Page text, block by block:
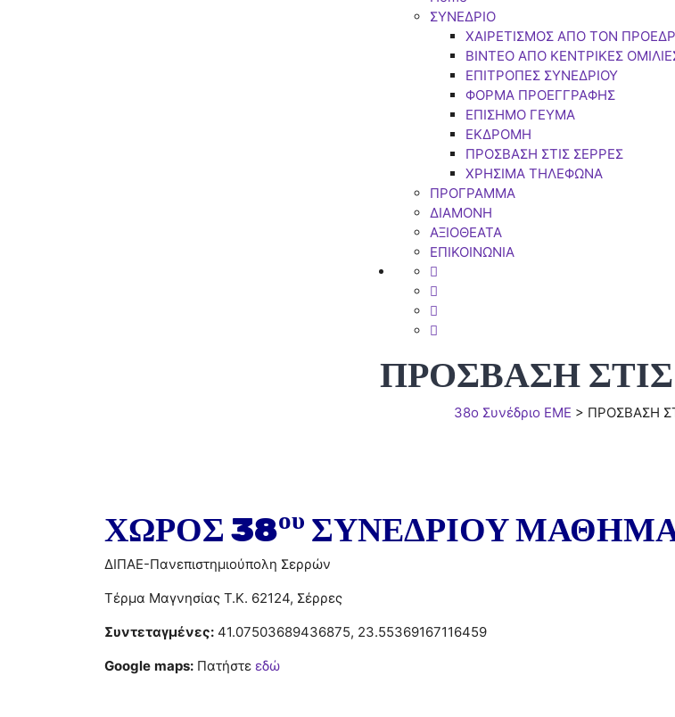
ΣΥΝΕΔΡΙΟ
ΧΑΙΡΕΤΙΣΜΟΣ ΑΠΟ ΤΟΝ
BINTEO ΑΠΟ ΚΕΝΤΡΙΚΕΣ
ΕΠΙΤΡΟΠΕΣ ΣΥΝΕΔΡΙΟΥ
ΦΟΡΜΑ ΠΡΟΕΓΓΡΑΦΗΣ
ΕΠΙΣΗΜΟ ΓΕΥΜΑ
ΕΚΔΡΟΜΗ
ΠΡΟΣΒΑΣΗ ΣΤΙΣ ΣΕΡΡΕΣ
ΧΡΗΣΙΜΑ ΤΗΛΕΦΩΝΑ
ΠΡΟΓΡΑΜΜΑ
ΔΙΑΜΟΝΗ
ΑΞΙΟΘΕΑΤΑ
ΕΠΙΚΟΙΝΩΝΙΑ
ΠΡΟΣΒΑΣΗ
38ο Συνέδριο ΕΜΕ > ΠΡΟΣΒΑΣΗ
ΧΩΡΟΣ 38ου ΣΥΝΕΔΡΙΟΥ
ΔΙΠΑΕ-Πανεπιστημιούπολη Σερρών
Τέρμα Μαγνησίας T.K. 62124, Σέρρες
Συντεταγμένες: 41.07503689436875, 23.55369167116459
Google maps: Πατήστε εδώ